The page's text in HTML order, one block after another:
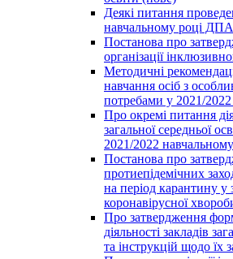
Деякі питання
навчальному році ДПА
Постанова про
організації
Методичні
навчання осіб з
потребами у 2021/
Про окремі питання
загальної середньої
2021/2022
Постанова про
протиепідемічних
на період карантину
коронавірусної
Про затвердження
діяльності закладів
та інструкцій щодо їх